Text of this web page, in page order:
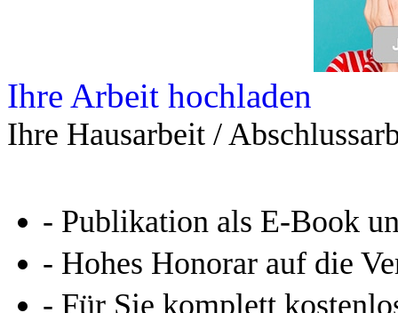
Ihre Arbeit hochladen
Ihre Hausarbeit /
- Publikation als E-Book
- Hohes Honorar auf die
- Für Sie komplett